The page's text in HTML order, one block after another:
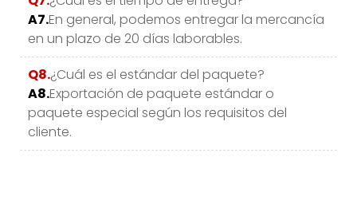
A7.En general, podemos entregar la mercancía
en un plazo de 20 días laborables.
Q8.¿Cuál es el estándar del paquete?
A8.Exportación de paquete estándar o
paquete especial según los requisitos del
cliente.